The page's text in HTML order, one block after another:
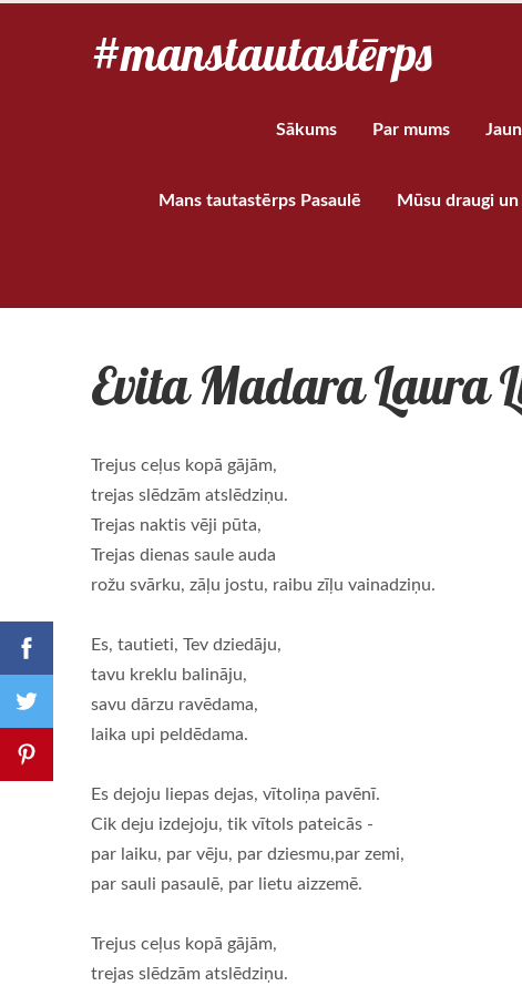
#manstautastērps
Sākums Par mums
Mans tautastērps Pasaulē Mūsu draugi
Evita Madara Laura
Trejus ceļus kopā gājām,
trejas slēdzām atslēdziņu.
Trejas naktis vēji pūta,
Trejas dienas saule auda
rožu svārku, zāļu jostu, raibu zīļu vainadziņu.
Es, tautieti, Tev dziedāju,
tavu kreklu balināju,
savu dārzu ravēdama,
laika upi peldēdama.
Es dejoju liepas dejas, vītoliņa pavēnī.
Cik deju izdejoju, tik vītols pateicās -
par laiku, par vēju, par dziesmu,par zemi,
par sauli pasaulē, par lietu aizzemē.
Trejus ceļus kopā gājām,
trejas slēdzām atslēdziņu.